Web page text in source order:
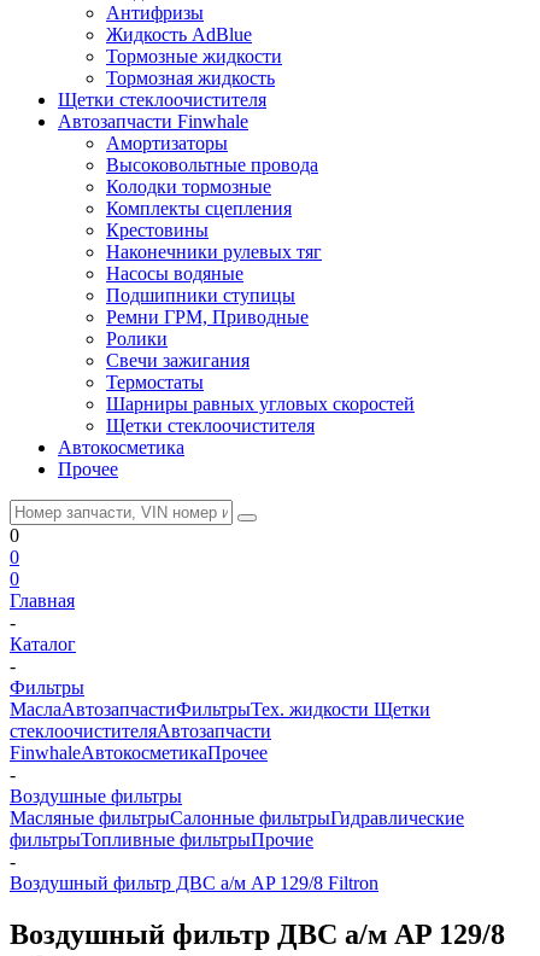
Антифризы
Жидкость AdBlue
Тормозные жидкости
Тормозная жидкость
Щетки стеклоочистителя
Автозапчасти Finwhale
Амортизаторы
Высоковольтные провода
Колодки тормозные
Комплекты сцепления
Крестовины
Наконечники рулевых тяг
Насосы водяные
Подшипники ступицы
Ремни ГРМ, Приводные
Ролики
Свечи зажигания
Термостаты
Шарниры равных угловых скоростей
Щетки стеклоочистителя
Автокосметика
Прочее
0
0
0
Главная
-
Каталог
-
Фильтры
МаслаАвтозапчастиФильтрыТех. жидкости Щетки
стеклоочистителяАвтозапчасти
FinwhaleАвтокосметикаПрочее
-
Воздушные фильтры
Масляные фильтрыСалонные фильтрыГидравлические
фильтрыТопливные фильтрыПрочие
-
Воздушный фильтр ДВС а/м AP 129/8 Filtron
Воздушный фильтр ДВС а/м AP 129/8